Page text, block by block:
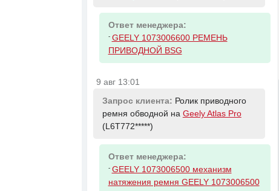
Ответ менеджера:
- GEELY 1073006600 РЕМЕНЬ
ПРИВОДНОЙ BSG
9 авг 13:01
Запрос клиента: Ролик приводного
ремня обводной на Geely Atlas Pro
(L6T772*****)
Ответ менеджера:
- GEELY 1073006500 механизм
натяжения ремня GEELY 1073006500